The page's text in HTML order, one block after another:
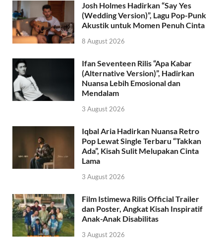
Josh Holmes Hadirkan “Say Yes
(Wedding Version)”, Lagu Pop-Punk
Akustik untuk Momen Penuh Cinta
8 August 2026
Ifan Seventeen Rilis “Apa Kabar
(Alternative Version)”, Hadirkan
Nuansa Lebih Emosional dan
Mendalam
3 August 2026
Iqbal Aria Hadirkan Nuansa Retro
Pop Lewat Single Terbaru “Takkan
Ada”, Kisah Sulit Melupakan Cinta
Lama
3 August 2026
Film Istimewa Rilis Official Trailer
dan Poster, Angkat Kisah Inspiratif
Anak-Anak Disabilitas
3 August 2026